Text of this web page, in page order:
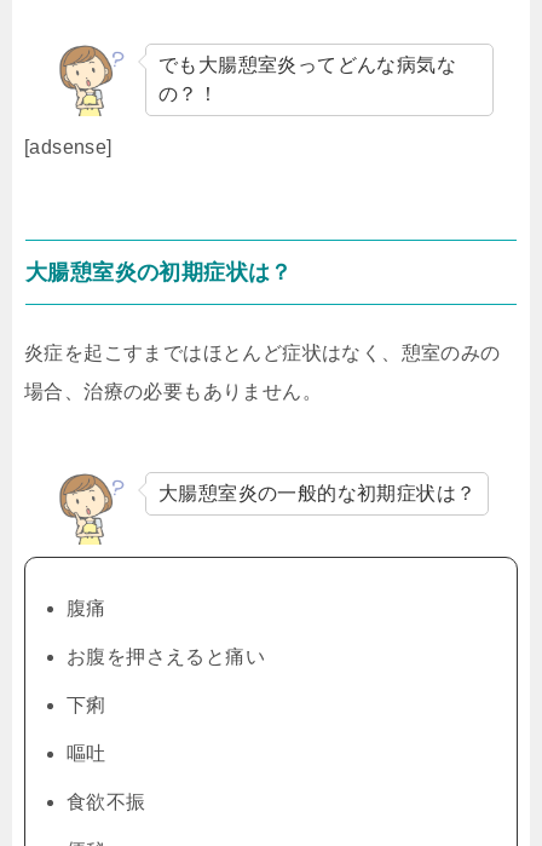
でも大腸憩室炎ってどんな病気な
の？！
[adsense]
大腸憩室炎の初期症状は？
炎症を起こすまではほとんど症状はなく、憩室のみの
場合、治療の必要もありません。
大腸憩室炎の一般的な初期症状は？
腹痛
お腹を押さえると痛い
下痢
嘔吐
食欲不振